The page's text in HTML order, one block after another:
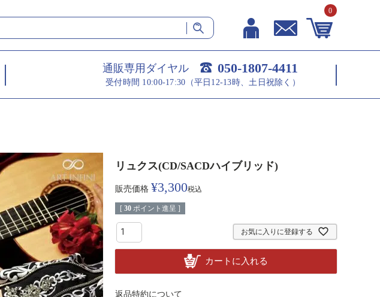
0
通販専用ダイヤル 050-1807-4411
受付時間 10:00-17:30（平日12-13時、土日祝除く）
リュクス(CD/SACDハイブリッド)
販売価格 ¥3,300税込
[ 30 ポイント進呈 ]
お気に入りに登録する
カートに入れる
返品特約について